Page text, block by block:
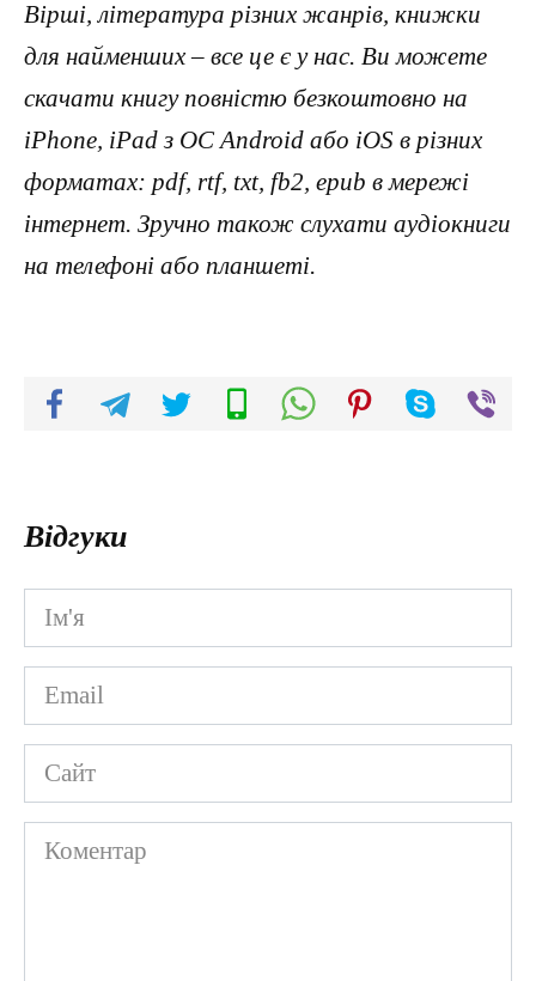
Вірші, література різних жанрів, книжки
для найменших – все це є у нас. Ви можете
скачати книгу повністю безкоштовно на
iPhone, iPad з ОС Android або iOS в різних
форматах: pdf, rtf, txt, fb2, epub в мережі
інтернет. Зручно також слухати аудіокниги
на телефоні або планшеті.
Відгуки
Ім'я
*
Email
*
Сайт
Коментар